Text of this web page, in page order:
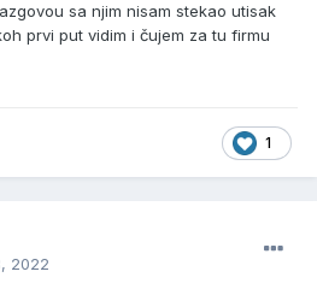
sa njim nisam stekao utisak
prvi put vidim i čujem za tu firmu
1
2022